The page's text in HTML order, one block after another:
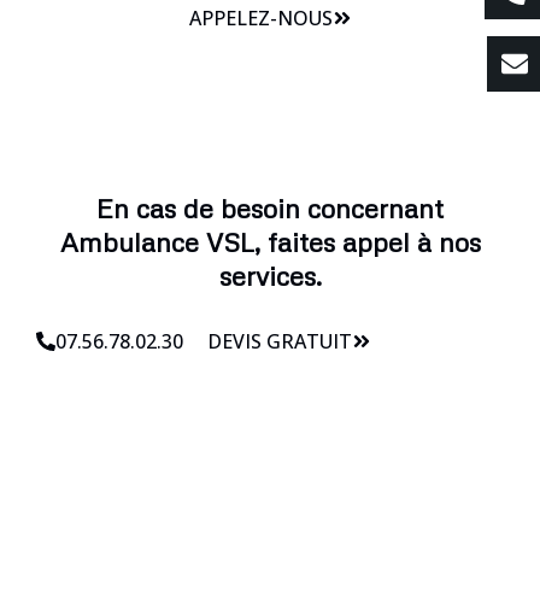
APPELEZ-NOUS
En cas de besoin concernant
Ambulance VSL, faites appel à nos
services.
07.56.78.02.30 DEVIS GRATUIT